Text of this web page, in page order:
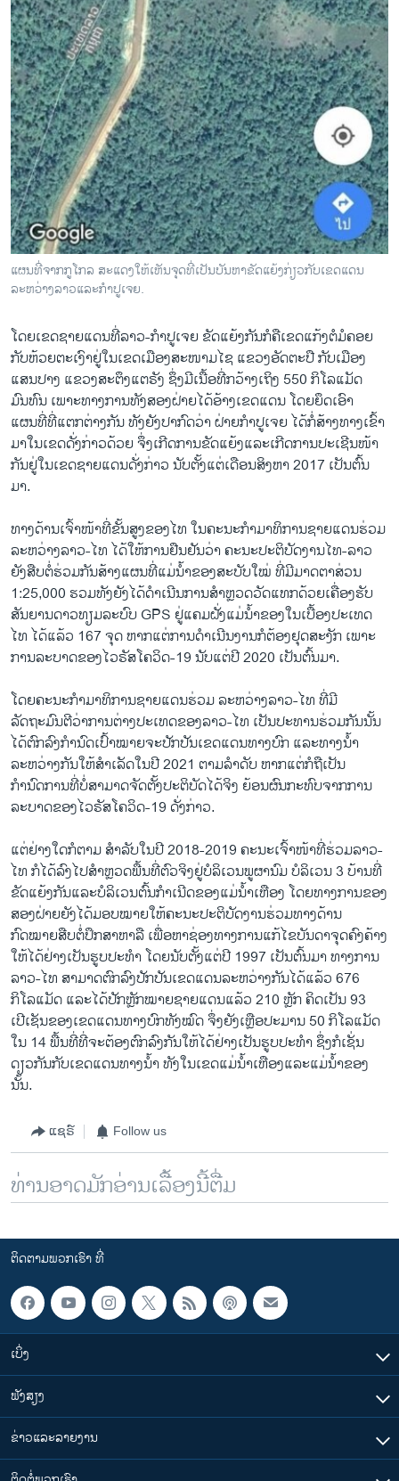
ແຜນທີ່ຈາກກູໂກລ ສະແດງໃຫ້ເຫັນຈຸດທີ່ເປັນບັນຫາຂັດແຍ້ງກ່ຽວກັບເຂດແດນ
ລະຫວ່າງລາວແລະກຳປູເຈຍ.
ໂດຍເຂດຊາຍແດນທີ່ລາວ-ກຳປູເຈຍ ຂັດແຍ້ງກັນກໍຄືເຂດແກ້ງຕໍມໍຄອຍ
ກັບຫ້ວຍຕະເງົາຢູ່ໃນເຂດເມືອງສະໜາມໄຊ ແຂວງອັດຕະປື ກັບເມືອງ
ແສນປາງ ແຂວງສະຕຶງແຕຣັງ ຊຶ່ງມີເນື້ອທີ່ກວ້າງເຖິງ 550 ກິໂລແມັດ
ມົນທົນ ເພາະທາງການທັງສອງຝ່າຍໄດ້ອ້າງເຂດແດນ ໂດຍຍຶດເອົາ
ແຜນທີ່ທີ່ແຕກຕ່າງກັນ ທັງຍັງປາກົດວ່າ ຝ່າຍກຳປູເຈຍ ໄດ້ກໍ່ສ້າງທາງເຂົ້າ
ມາໃນເຂດດັ່ງກ່າວດ້ວຍ ຈຶ່ງເກີດການຂັດແຍ້ງແລະເກີດການປະເຊີນໜ້າ
ກັນຢູ່ໃນເຂດຊາຍແດນດັ່ງກ່າວ ນັບຕັ້ງແຕ່ເດືອນສິງຫາ 2017 ເປັນຕົ້ນ
ມາ.
ທາງດ້ານເຈົ້າໜ້າທີ່ຂັ້ນສູງຂອງໄທ ໃນຄະນະກຳມາທິການຊາຍແດນຮ່ວມ
ລະຫວ່າງລາວ-ໄທ ໄດ້ໃຫ້ການຢືນຢັນວ່າ ຄະນະປະຕິບັດງານໄທ-ລາວ
ຍັງສືບຕໍ່ຮ່ວມກັນສ້າງແຜນທີ່ແມ່ນ້ຳຂອງສະບັບໃໝ່ ທີ່ມີມາດຕາສ່ວນ
1:25,000 ຮວມທັງຍັງໄດ້ດຳເນີນການສຳຫຼວດວັດແທກດ້ວຍເຄື່ອງຮັບ
ສັນຍານດາວທຽມລະບົບ GPS ຢູ່ແຄມຝັ່ງແມ່ນ້ຳຂອງໃນເບື້ອງປະເທດ
ໄທ ໄດ້ແລ້ວ 167 ຈຸດ ຫາກແຕ່ການດຳເນີນງານກໍຕ້ອງຢຸດສະງັກ ເພາະ
ການລະບາດຂອງໄວຣັສໂຄວິດ-19 ນັບແຕ່ປີ 2020 ເປັນຕົ້ນມາ.
ໂດຍຄະນະກຳມາທິການຊາຍແດນຮ່ວມ ລະຫວ່າງລາວ-ໄທ ທີ່ມີ
ລັດຖະມົນຕີວ່າການຕ່າງປະເທດຂອງລາວ-ໄທ ເປັນປະທານຮ່ວມກັນນັ້ນ
ໄດ້ຕົກລົງກຳນົດເປົ້າໝາຍຈະປັກປັນເຂດແດນທາງບົກ ແລະທາງນ້ຳ
ລະຫວ່າງກັນໃຫ້ສຳເລັດໃນປີ 2021 ຕາມລຳດັບ ຫາກແຕ່ກໍຖືເປັນ
ກຳນົດການທີ່ບໍ່ສາມາດຈັດຕັ້ງປະຕິບັດໄດ້ຈິງ ຍ້ອນຜົນກະທົບຈາກການ
ລະບາດຂອງໄວຣັສໂຄວິດ-19 ດັ່ງກ່າວ.
ແຕ່ຢ່າງໃດກໍຕາມ ສຳລັບໃນປີ 2018-2019 ຄະນະເຈົ້າໜ້າທີ່ຮ່ວມລາວ-
ໄທ ກໍໄດ້ລົງໄປສຳຫຼວດພື້ນທີ່ຕົວຈິງຢູ່ບໍລິເວນພູຜານົມ ບໍລິເວນ 3 ບ້ານທີ່
ຂັດແຍ້ງກັນແລະບໍລິເວນຕົ້ນກຳເນີດຂອງແມ່ນ້ຳເຫືອງ ໂດຍທາງການຂອງ
ສອງຝ່າຍຍັງໄດ້ມອບໝາຍໃຫ້ຄະນະປະຕິບັດງານຮ່ວມທາງດ້ານ
ກົດໝາຍສືບຕໍ່ປຶກສາຫາລື ເພື່ອຫາຊ່ອງທາງການແກ້ໄຂບັນດາຈຸດຄົງຄ້າງ
ໃຫ້ໄດ້ຢ່າງເປັນຮູບປະທຳ ໂດຍນັບຕັ້ງແຕ່ປີ 1997 ເປັນຕົ້ນມາ ທາງການ
ລາວ-ໄທ ສາມາດຕົກລົງປັກປັນເຂດແດນລະຫວ່າງກັນໄດ້ແລ້ວ 676
ກິໂລແມັດ ແລະໄດ້ປັກຫຼັກໝາຍຊາຍແດນແລ້ວ 210 ຫຼັກ ຄິດເປັນ 93
ເປີເຊັນຂອງເຂດແດນທາງບົກທັງໝົດ ຈຶ່ງຍັງເຫຼືອປະມານ 50 ກິໂລແມັດ
ໃນ 14 ພື້ນທີ່ທີ່ຈະຕ້ອງຕົກລົງກັນໃຫ້ໄດ້ຢ່າງເປັນຮູບປະທຳ ຊຶ່ງກໍເຊັ່ນ
ດຽວກັນກັບເຂດແດນທາງນ້ຳ ທັງໃນເຂດແມ່ນ້ຳເຫືອງແລະແມ່ນ້ຳຂອງ
ນັ້ນ.
ແຊຣ໌ Follow us
ທ່ານອາດມັກອ່ານເລື້ອງນີ້ຕື່ມ
ຕິດຕາມພວກເຮົາ ທີ່
ເບິ່ງ
ຟັງສຽງ
ຂ່າວແລະລາຍງານ